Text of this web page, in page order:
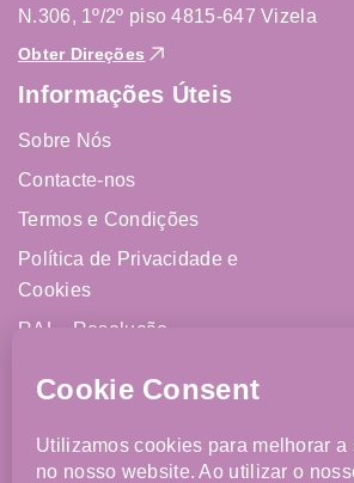
N.306, 1º/2º piso 4815-647 Vizela
Obter Direções
Informações Úteis
Sobre Nós
Contacte-nos
Termos e Condições
Política de Privacidade e
Cookies
RAL - Resolução
Livro de Reclamações